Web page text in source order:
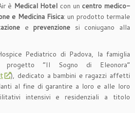
è Medical Hotel con un centro medico-
e Medicina Fisica: un prodotto termale
e prevenzione si coniugano alla
Pediatrico di Padova, la famiglia
“Il Sogno di Eleonora”
), dedicato a bambini e ragazzi affetti
al fine di garantire a loro e alle loro
intensivi e residenziali a titolo